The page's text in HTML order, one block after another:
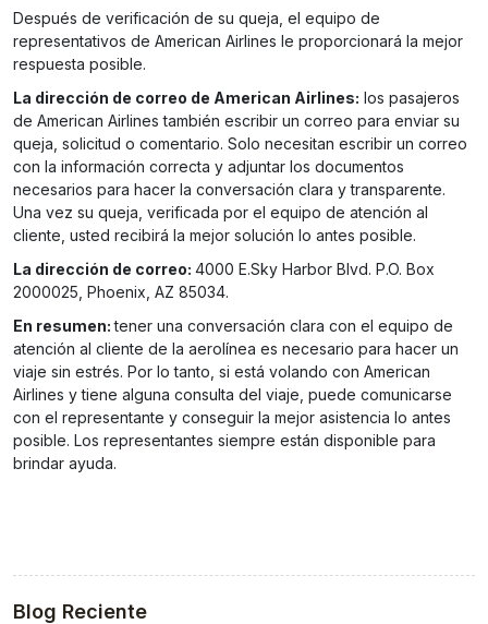
Después de verificación de su queja, el equipo de
representativos de American Airlines le proporcionará la mejor
respuesta posible.
La dirección de correo de American Airlines: los pasajeros
de American Airlines también escribir un correo para enviar su
queja, solicitud o comentario. Solo necesitan escribir un correo
con la información correcta y adjuntar los documentos
necesarios para hacer la conversación clara y transparente.
Una vez su queja, verificada por el equipo de atención al
cliente, usted recibirá la mejor solución lo antes posible.
La dirección de correo: 4000 E.Sky Harbor Blvd. P.O. Box
2000025, Phoenix, AZ 85034.
En resumen:tener una conversación clara con el equipo de
atención al cliente de la aerolínea es necesario para hacer un
viaje sin estrés. Por lo tanto, si está volando con American
Airlines y tiene alguna consulta del viaje, puede comunicarse
con el representante y conseguir la mejor asistencia lo antes
posible. Los representantes siempre están disponible para
brindar ayuda.
Blog Reciente